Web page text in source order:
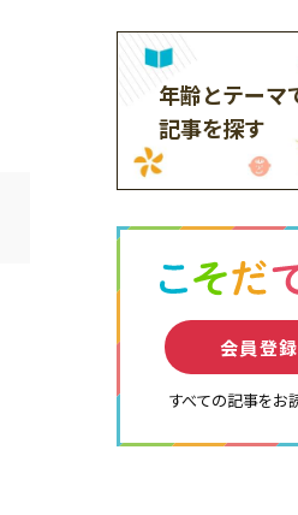
年齢とテーマ
記事を探す
会員登録
すべての記事をお